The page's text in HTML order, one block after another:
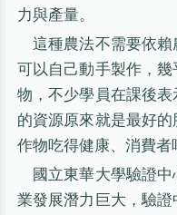
力與產量。
這種農法不需要依
可以自己動手製作，
物，不少學員在課後
的資源原來就是最好
作物吃得健康、消費者
國立東華大學驗證
業發展潛力巨大，驗